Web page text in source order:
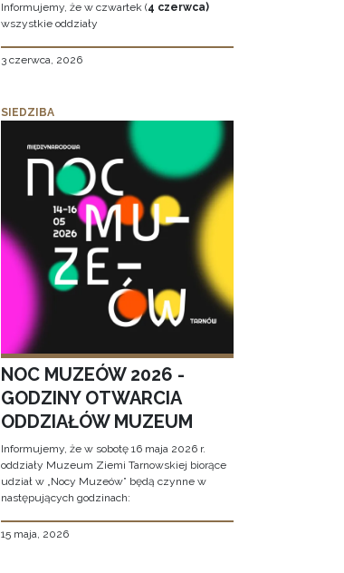
Informujemy, że w czwartek (4 czerwca)
wszystkie oddziały
3 czerwca, 2026
SIEDZIBA
NOC MUZEÓW 2026 -
GODZINY OTWARCIA
ODDZIAŁÓW MUZEUM
Informujemy, że w sobotę 16 maja 2026 r.
oddziały Muzeum Ziemi Tarnowskiej biorące
udział w „Nocy Muzeów” będą czynne w
następujących godzinach:
15 maja, 2026